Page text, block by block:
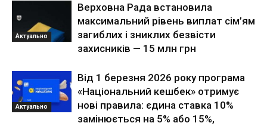
Актуально
Верховна Рада встановила
максимальний рівень виплат сім’ям
загиблих і зниклих безвісти
захисників — 15 млн грн
Актуально
Від 1 березня 2026 року програма
«Національний кешбек» отримує
нові правила: єдина ставка 10%
замінюється на 5% або 15%,